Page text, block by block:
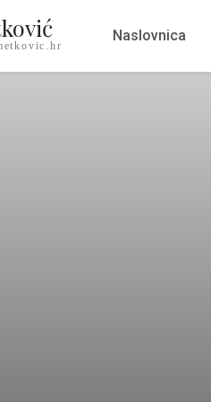
Naslovnica